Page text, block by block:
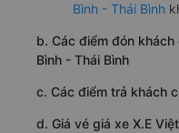
Bình - Thái Bình
b. Các điểm đón khách
Bình - Thái Bình
c. Các điểm trả khách
d. Giá vé giá xe X.E